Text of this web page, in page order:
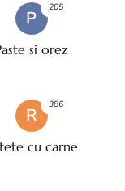
P
si orez
205
R
cu carne
386